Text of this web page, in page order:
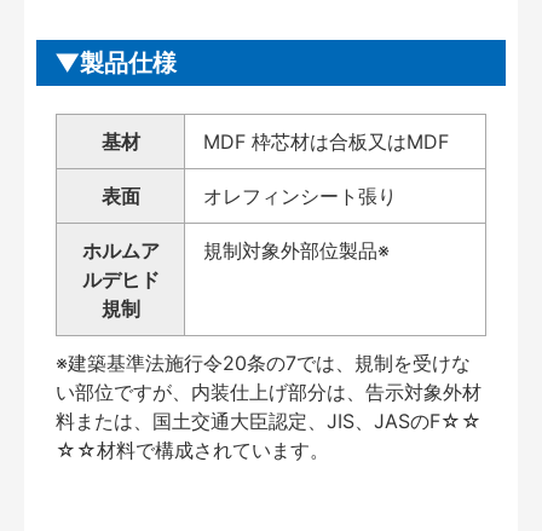
製品仕様
基材 MDF 枠芯材は合板又はMDF
表面 オレフィンシート張り
ホルムア
ルデヒド
規制
規制対象外部位製品※
※建築基準法施行令20条の7では、規制を受けな
い部位ですが、内装仕上げ部分は、告示対象外材
料または、国土交通大臣認定、JIS、JASのF☆☆
☆☆材料で構成されています。